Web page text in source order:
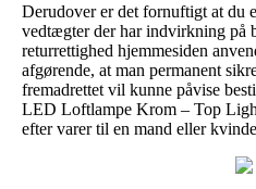
Derudover er det fornuftigt at du
vedtægter der har indvirkning på
returrettighed hjemmesiden
afgørende, at man permanent
fremadrettet vil kunne påvise
LED Loftlampe Krom – Top
efter varer til en mand eller